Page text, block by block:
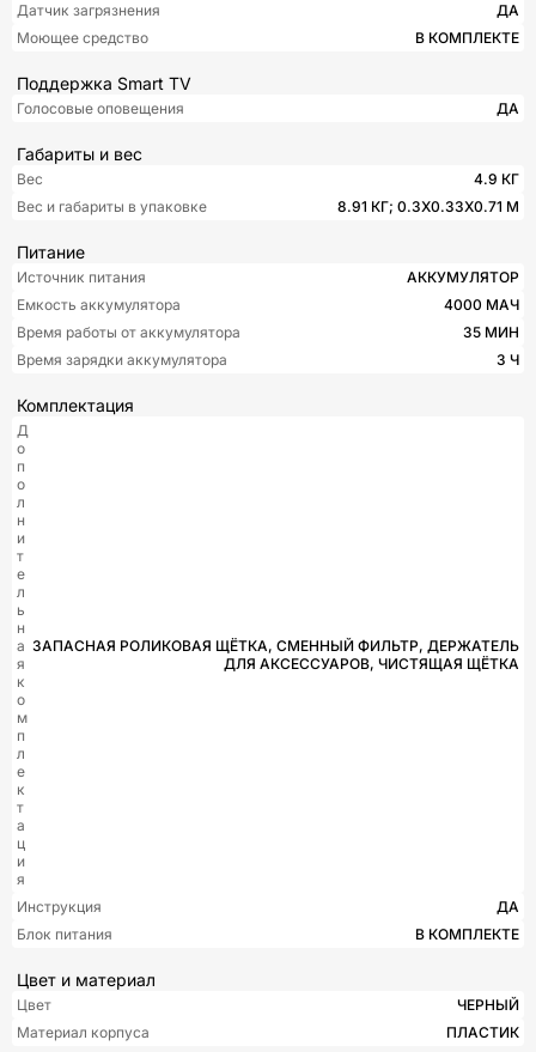
Датчик загрязнения
ДА
Моющее средство
В КОМПЛЕКТЕ
Поддержка Smart TV
Голосовые оповещения ДА
Габариты и вес
Вес
4.9 КГ
Вес и габариты в упаковке
8.91 КГ; 0.3X0.33X0.71 М
Питание
Источник питания
АККУМУЛЯТОР
Емкость аккумулятора
4000 МАЧ
Время работы от аккумулятора
35 МИН
Время зарядки аккумулятора
3 Ч
Комплектация
Д
о
п
о
л
н
и
т
е
л
ь
н
а
я
к
о
м
п
л
е
к
т
а
ц
и
я
ЗАПАСНАЯ РОЛИКОВАЯ ЩЁТКА, СМЕННЫЙ ФИЛЬТР, ДЕРЖАТЕЛЬ
ДЛЯ АКСЕССУАРОВ, ЧИСТЯЩАЯ ЩЁТКА
Инструкция
ДА
Блок питания
В КОМПЛЕКТЕ
Цвет и материал
Цвет
ЧЕРНЫЙ
Материал корпуса
ПЛАСТИК